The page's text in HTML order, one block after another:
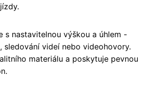
s nastavitelnou výškou a úhlem -
sledování videí nebo videohovory.
materiálu a poskytuje pevnou